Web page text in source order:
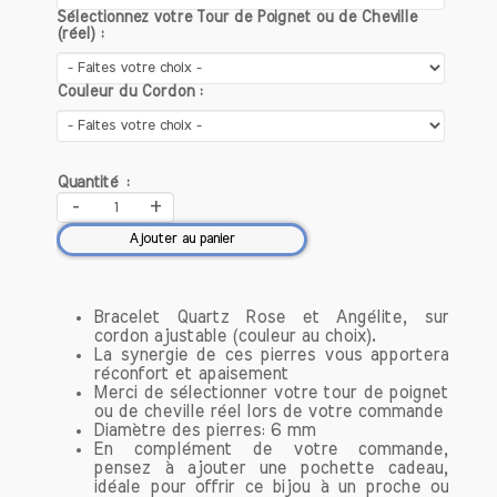
par des artisans passionnés,
garantissant une attention particulière à
chaque détail. Chaque pièce est unique,
ce qui signifie que vous portez un bijou
qui vous ressemble et qui a été créé
avec soin et amour.
Qualité des pierres
Nous sélectionnons uniquement des
pierres naturelles de haute qualité,
connues pour leurs propriétés
pour la sérénité, le quartz rose pour
l'amour ou la labradorite pour la
protection, chaque bracelet est
composé de pierres soigneusement
choisies pour maximiser leurs effets.
Découvrez notre collection de bracelets
conçue pour optimiser votre bien-être
Sélectionnez votre Tour de Poignet ou de Cheville
(réel) :
Couleur du Cordon :
Quantité :
- +
Ajouter au panier
Bracelet Quartz Rose et Angélite, sur
cordon ajustable (couleur au choix).
La synergie de ces pierres vous apportera
réconfort et apaisement
Merci de sélectionner votre tour de poignet
ou de cheville réel lors de votre commande
Diamètre des pierres: 6 mm
En complément de votre commande,
pensez à ajouter une pochette cadeau,
idéale pour offrir ce bijou à un proche ou